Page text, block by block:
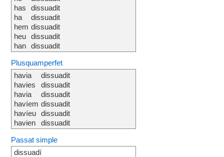
has
ha
hem
heu
han
dissuadit
dissuadit
dissuadit
dissuadit
dissuadit
Plusquamperfet
havia
havies
havia
havíem
havíeu
havien
dissuadit
dissuadit
dissuadit
dissuadit
dissuadit
dissuadit
Passat simple
dissuadí